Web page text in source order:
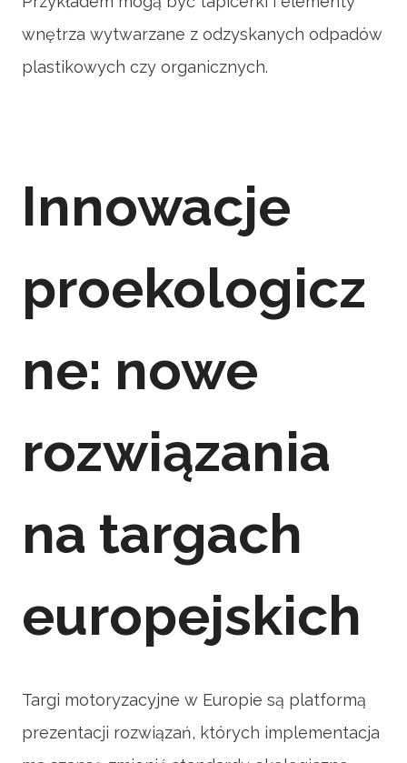
wnętrza wytwarzane z odzyskanych odpadów
plastikowych czy organicznych.
Innowacje
proekologicz
ne: nowe
rozwiązania
na targach
europejskich
Targi motoryzacyjne w Europie są platformą
prezentacji rozwiązań, których implementacja